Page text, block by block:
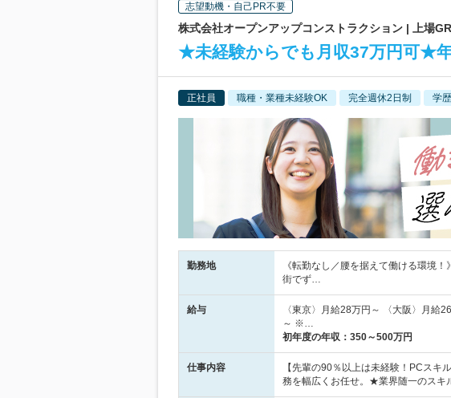
志望動機・自己PR不要
株式会社オープンアップコンストラクション | 上場
★未経験からでも月収37万円可★
正社員 職種・業種未経験OK 完全週休2日制 学
勤務地
《転勤なし／腰を据えて働ける環境
街でず…
給与
〈東京〉月給28万円～ 〈大阪〉月給
～ ※…
初年度の年収： 350～500万円
仕事内容
【先輩の90％以上は未経験！PCスキ
務を幅広くお任せ。★業界随一のスキ